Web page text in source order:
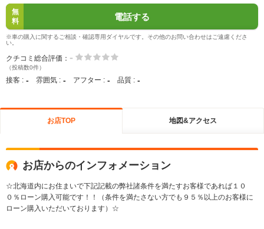
無
料
電話する
※車の購入に関するご相談・確認専用ダイヤルです。その他のお問い合わせはご遠慮くださ
い。
クチコミ総合評価： -
（投稿数0件）
接客 : - 雰囲気 : - アフター : - 品質 : -
お店TOP 地図&アクセス
お店からのインフォメーション
☆北海道内にお住まいで下記記載の弊社諸条件を満たすお客様であれば１０
０％ローン購入可能です！！（条件を満たさない方でも９５％以上のお客様に
ローン購入いただいております）☆